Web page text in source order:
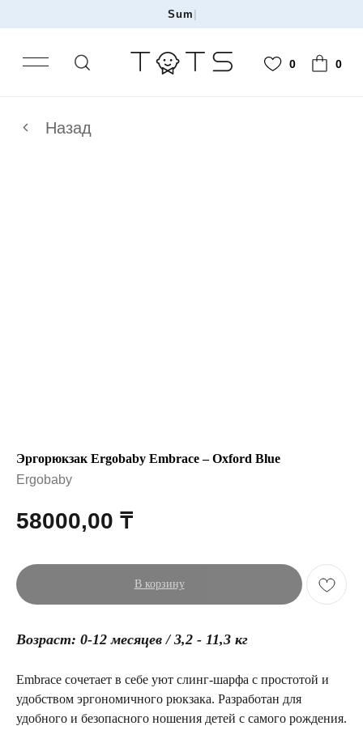
На|
Эргорюкзак Ergobaby Embrace – Oxford Blue
Ergobaby
58000,00 ₸
В корзину
Возраст: 0-12 месяцев / 3,2 - 11,3 кг
Embrace сочетает в себе уют слинг-шарфа с простотой и
удобством эргономичного рюкзака. Разработан для
удобного и безопасного ношения детей с самого рождения.